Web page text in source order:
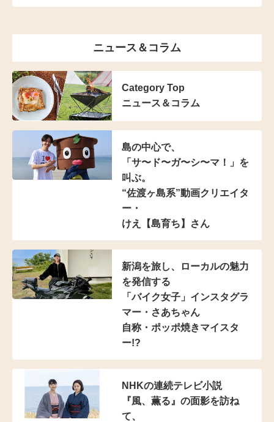
ニュース＆コラム
Category Top
ニュース＆コラム
島の中心で、
「サ〜ド〜ガ〜シ〜マ！」を
叫ぶ。
“佐渡ヶ島系”動画クリエイタ
ー・
けえ【島育ち】さん
新潟を旅し、
ローカルの魅力
を発信する
「バイク女子」インスタグラ
マー ・さあちゃん
自称・ポッポ焼きマイスタ
ー!?
NHKの連続テレビ小説
『風、薫る』の面影を訪ね
て、